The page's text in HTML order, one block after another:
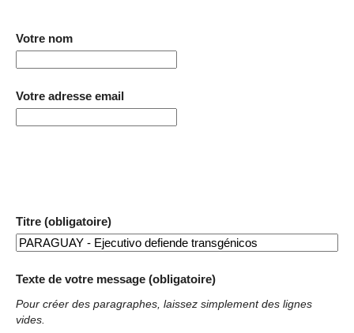
Votre nom
Votre adresse email
Titre (obligatoire)
Texte de votre message (obligatoire)
Pour créer des paragraphes, laissez simplement des lignes
vides.